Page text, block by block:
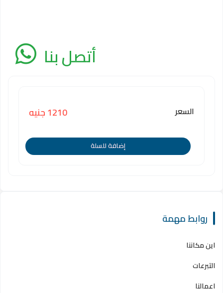
أتصل بنا
السعر 1210 جنيه
إضافة للسلة
روابط مهمة
اين مكاننا
التبرعات
اعمالنا